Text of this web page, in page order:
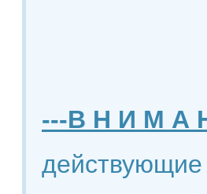
---В Н И М А
действующие